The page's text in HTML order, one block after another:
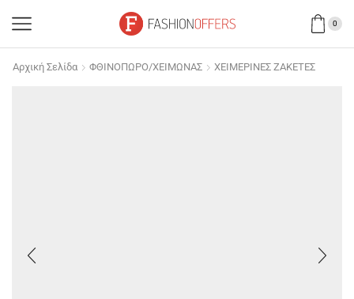
0
Αρχική Σελίδα ΦΘΙΝΟΠΩΡΟ/ΧΕΙΜΩΝΑΣ ΧΕΙΜΕΡΙΝΕΣ ΖΑΚΕΤΕΣ